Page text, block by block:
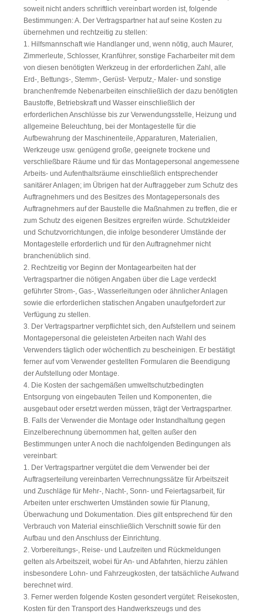
soweit nicht anders schriftlich vereinbart worden ist, folgende
Bestimmungen: A. Der Vertragspartner hat auf seine Kosten zu
übernehmen und rechtzeitig zu stellen:
1. Hilfsmannschaft wie Handlanger und, wenn nötig, auch Maurer,
Zimmerleute, Schlosser, Kranführer, sonstige Facharbeiter mit dem
von diesen benötigten Werkzeug in der erforderlichen Zahl, alle
Erd-, Bettungs-, Stemm-, Gerüst- Verputz,- Maler- und sonstige
branchenfremde Nebenarbeiten einschließlich der dazu benötigten
Baustoffe, Betriebskraft und Wasser einschließlich der
erforderlichen Anschlüsse bis zur Verwendungsstelle, Heizung und
allgemeine Beleuchtung, bei der Montagestelle für die
Aufbewahrung der Maschinenteile, Apparaturen, Materialien,
Werkzeuge usw. genügend große, geeignete trockene und
verschließbare Räume und für das Montagepersonal angemessene
Arbeits- und Aufenthaltsräume einschließlich entsprechender
sanitärer Anlagen; im Übrigen hat der Auftraggeber zum Schutz des
Auftragnehmers und des Besitzes des Montagepersonals des
Auftragnehmers auf der Baustelle die Maßnahmen zu treffen, die er
zum Schutz des eigenen Besitzes ergreifen würde. Schutzkleider
und Schutzvorrichtungen, die infolge besonderer Umstände der
Montagestelle erforderlich und für den Auftragnehmer nicht
branchenüblich sind.
2. Rechtzeitig vor Beginn der Montagearbeiten hat der
Vertragspartner die nötigen Angaben über die Lage verdeckt
geführter Strom-, Gas-, Wasserleitungen oder ähnlicher Anlagen
sowie die erforderlichen statischen Angaben unaufgefordert zur
Verfügung zu stellen.
3. Der Vertragspartner verpflichtet sich, den Aufstellern und seinem
Montagepersonal die geleisteten Arbeiten nach Wahl des
Verwenders täglich oder wöchentlich zu bescheinigen. Er bestätigt
ferner auf vom Verwender gestellten Formularen die Beendigung
der Aufstellung oder Montage.
4. Die Kosten der sachgemäßen umweltschutzbedingten
Entsorgung von eingebauten Teilen und Komponenten, die
ausgebaut oder ersetzt werden müssen, trägt der Vertragspartner.
B. Falls der Verwender die Montage oder Instandhaltung gegen
Einzelberechnung übernommen hat, gelten außer den
Bestimmungen unter A noch die nachfolgenden Bedingungen als
vereinbart:
1. Der Vertragspartner vergütet die dem Verwender bei der
Auftragserteilung vereinbarten Verrechnungssätze für Arbeitszeit
und Zuschläge für Mehr-, Nacht-, Sonn- und Feiertagsarbeit, für
Arbeiten unter erschwerten Umständen sowie für Planung,
Überwachung und Dokumentation. Dies gilt entsprechend für den
Verbrauch von Material einschließlich Verschnitt sowie für den
Aufbau und den Anschluss der Einrichtung.
2. Vorbereitungs-, Reise- und Laufzeiten und Rückmeldungen
gelten als Arbeitszeit, wobei für An- und Abfahrten, hierzu zählen
insbesondere Lohn- und Fahrzeugkosten, der tatsächliche Aufwand
berechnet wird.
3. Ferner werden folgende Kosten gesondert vergütet: Reisekosten,
Kosten für den Transport des Handwerkszeugs und des